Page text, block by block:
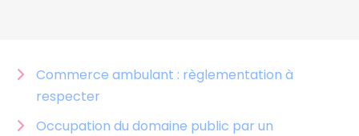
Commerce ambulant : règlementation à
respecter
Occupation du domaine public par un